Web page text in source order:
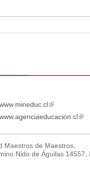
(link
is
(link
Maestros de Maestros,
Nido de Águilas